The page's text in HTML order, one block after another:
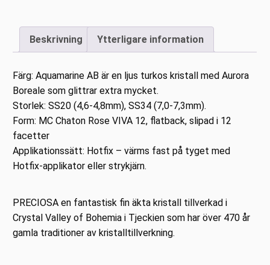
HotFix
mängdBeskrivning Ytterligare information
Färg: Aquamarine AB är en ljus turkos kristall med Aurora
Boreale som glittrar extra mycket.
Storlek: SS20 (4,6-4,8mm), SS34 (7,0-7,3mm).
Form: MC Chaton Rose VIVA 12, flatback, slipad i 12
facetter
Applikationssätt: Hotfix – värms fast på tyget med
Hotfix-applikator eller strykjärn.
PRECIOSA en fantastisk fin äkta kristall tillverkad i
Crystal Valley of Bohemia i Tjeckien som har över 470 år
gamla traditioner av kristalltillverkning.